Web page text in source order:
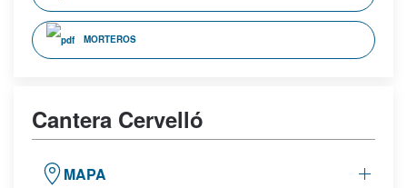
MORTEROS
Cantera Cervelló
MAPA